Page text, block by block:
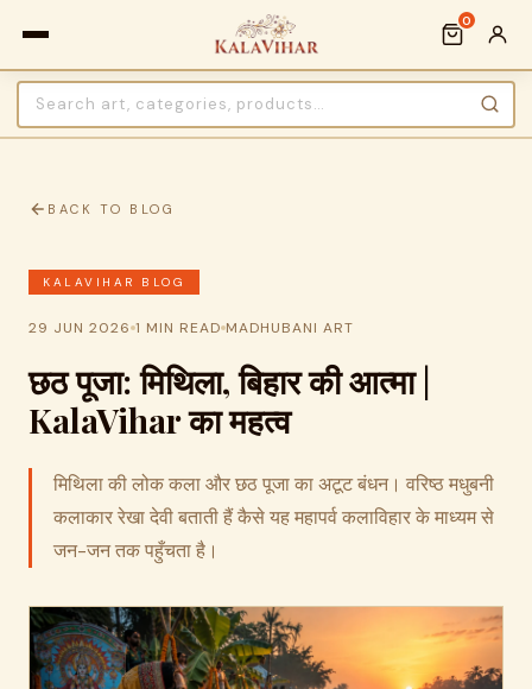
0
BACK TO BLOG
KALAVIHAR BLOG
29 JUN 2026 1 MIN READ MADHUBANI ART
छठ पूजा: मिथिला, बिहार की आत्मा |
KalaVihar का महत्व
मिथिला की लोक कला और छठ पूजा का अटूट बंधन। वरिष्ठ मधुबनी
कलाकार रेखा देवी बताती हैं कैसे यह महापर्व कलाविहार के माध्यम से
जन-जन तक पहुँचता है।